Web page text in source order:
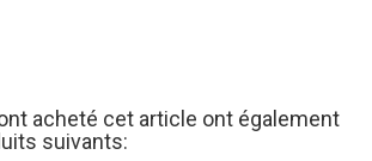
acheté cet article ont également
suivants: